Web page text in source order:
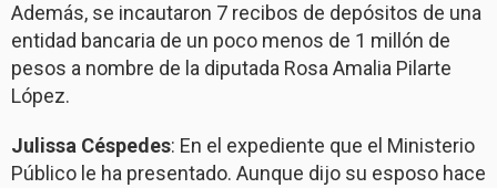
Además, se incautaron 7 recibos de depósitos de una
entidad bancaria de un poco menos de 1 millón de
pesos a nombre de la diputada Rosa Amalia Pilarte
López.
Julissa Céspedes: En el expediente que el Ministerio
Público le ha presentado. Aunque dijo su esposo hace